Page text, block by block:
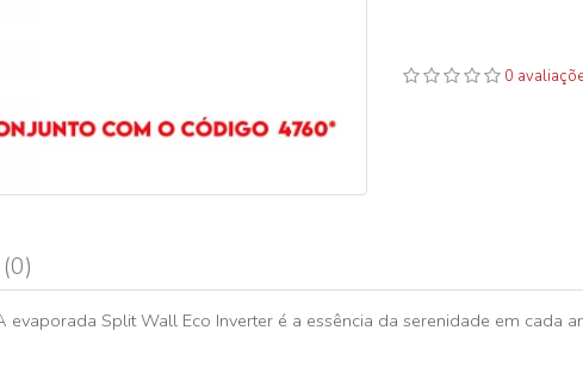
0
Split Wall Eco Inverter é a essência da serenidade em cada